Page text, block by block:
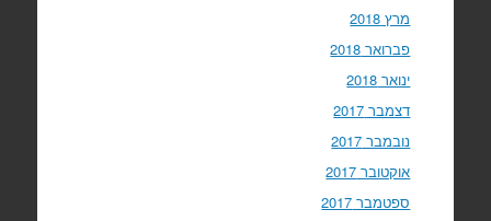
מרץ 2018
פברואר 2018
ינואר 2018
דצמבר 2017
נובמבר 2017
אוקטובר 2017
ספטמבר 2017